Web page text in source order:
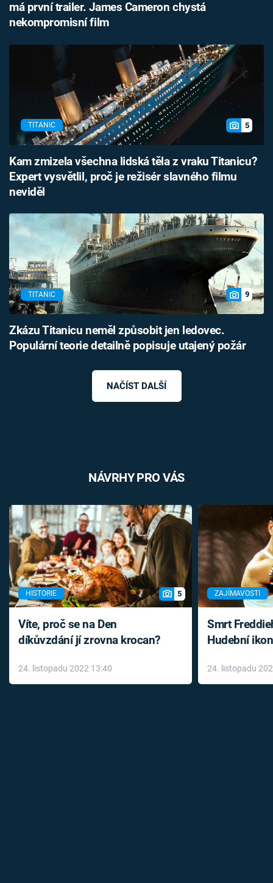
má první trailer. James Cameron chystá
nekompromisní film
TITANIC 5
Kam zmizela všechna lidská těla z vraku Titanicu?
Expert vysvětlil, proč je režisér slavného filmu
neviděl
TITANIC 9
Zkázu Titanicu neměl způsobit jen ledovec.
Populární teorie detailně popisuje utajený požár
NAČÍST DALŠÍ
NÁVRHY PRO VÁS
HISTORIE 5
Víte, proč se na Den
díkůvzdání jí zrovna krocan?
24. listopadu 2022 13:40
ZAJÍMAVOSTI
Smrt
Hudební
léky
24. listopadu